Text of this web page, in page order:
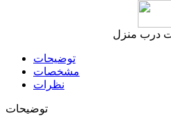
درب منزل
توضیحات
مشخصات
نظرات
توضیحات